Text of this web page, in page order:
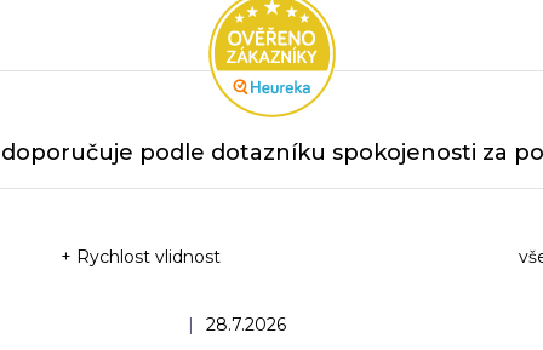
podle dotazníku spokojenosti za
Hodnocení obchodu je 5 z 5 hvězdiček.
28.7.2026
+ Rychlost vlidnost